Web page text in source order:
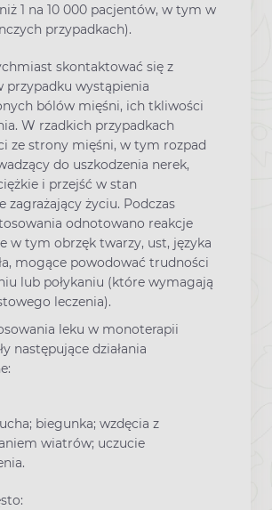
1 na 10 000 pacjentów, w tym w
przypadkach).
skontaktować się z
przypadku wystąpienia
bólów mięśni, ich tkliwości
W rzadkich przypadkach
ze strony mięśni, w tym rozpad
do uszkodzenia nerek,
i przejść w stan
zagrażający życiu. Podczas
odnotowano reakcje
w tym obrzęk twarzy, ust, języka
mogące powodować trudności
lub połykaniu (które wymagają
leczenia).
leku w monoterapii
następujące działania
biegunka; wzdęcia z
wiatrów; uczucie